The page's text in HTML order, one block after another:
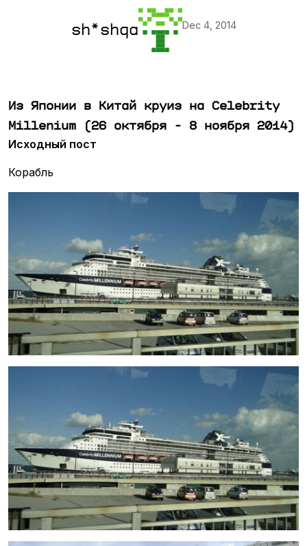
sh*shqa Dec 4, 2014
Из Японии в Китай круиз на Celebrity
Millenium (26 октября - 8 ноября 2014)
Исходный пост
Корабль